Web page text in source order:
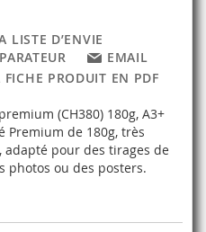
LISTE D’ENVIE
EMAIL
FICHE PRODUIT EN PDF
(CH380) 180g, A3+
Premium de 180g, très
adapté pour des tirages de
photos ou des posters.